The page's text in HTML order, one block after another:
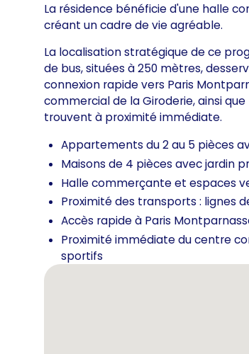
La résidence bénéficie d'une halle
créant un cadre de vie agréable.
La localisation stratégique de ce
de bus, situées à 250 mètres,
connexion rapide vers Paris
commercial de la Giroderie, ainsi
trouvent à proximité immédiate.
Appartements du 2 au 5 pièces
Maisons de 4 pièces avec jardin
Halle commerçante et espaces
Proximité des transports : lignes
Accès rapide à Paris
Proximité immédiate du centre
sportifs